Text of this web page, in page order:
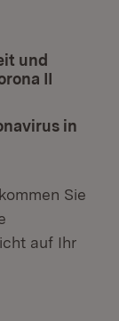
und
II
in
Sie
auf Ihr